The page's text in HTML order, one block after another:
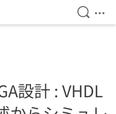
Open
設計 : VHDL